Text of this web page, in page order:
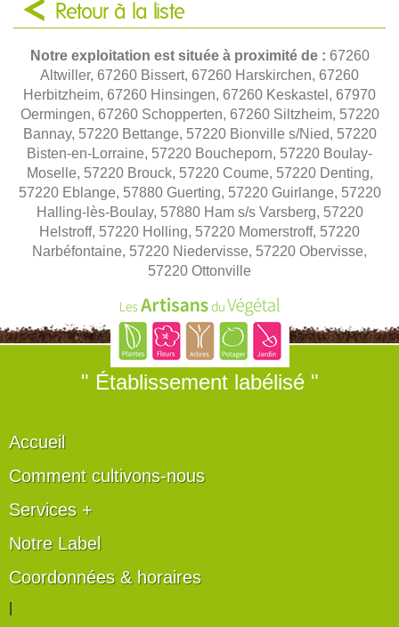
Retour à la liste
Notre exploitation est située à proximité de : 67260
Altwiller, 67260 Bissert, 67260 Harskirchen, 67260
Herbitzheim, 67260 Hinsingen, 67260 Keskastel, 67970
Oermingen, 67260 Schopperten, 67260 Siltzheim, 57220
Bannay, 57220 Bettange, 57220 Bionville s/Nied, 57220
Bisten-en-Lorraine, 57220 Boucheporn, 57220 Boulay-
Moselle, 57220 Brouck, 57220 Coume, 57220 Denting,
57220 Eblange, 57880 Guerting, 57220 Guirlange, 57220
Halling-lès-Boulay, 57880 Ham s/s Varsberg, 57220
Helstroff, 57220 Holling, 57220 Momerstroff, 57220
Narbéfontaine, 57220 Niedervisse, 57220 Obervisse,
57220 Ottonville
" Établissement labélisé "
Accueil
Comment cultivons-nous
Services +
Notre Label
Coordonnées & horaires